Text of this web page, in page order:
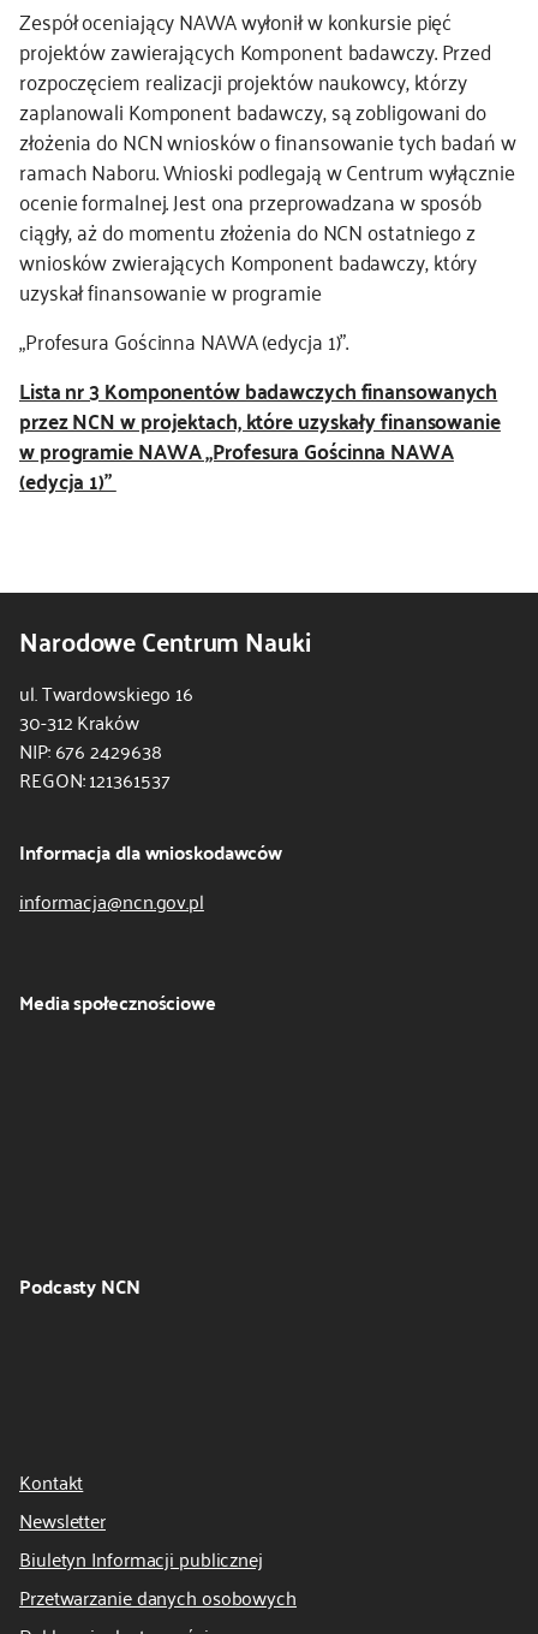
Zespół oceniający NAWA wyłonił w konkursie pięć
projektów zawierających Komponent badawczy. Przed
rozpoczęciem realizacji projektów naukowcy, którzy
zaplanowali Komponent badawczy, są zobligowani do
złożenia do NCN wniosków o finansowanie tych badań w
ramach Naboru. Wnioski podlegają w Centrum wyłącznie
ocenie formalnej. Jest ona przeprowadzana w sposób
ciągły, aż do momentu złożenia do NCN ostatniego z
wniosków zwierających Komponent badawczy, który
uzyskał finansowanie w programie
„Profesura Gościnna NAWA (edycja 1)”.
Lista nr 3 Komponentów badawczych finansowanych
przez NCN w projektach, które uzyskały finansowanie
w programie NAWA „Profesura Gościnna NAWA
(edycja 1)”
Narodowe Centrum Nauki
ul. Twardowskiego 16
30-312 Kraków
NIP: 676 2429638
REGON: 121361537
Informacja dla wnioskodawców
informacja@ncn.gov.pl
Media społecznościowe
Podcasty NCN
Kontakt
Newsletter
Biuletyn Informacji publicznej
Przetwarzanie danych osobowych